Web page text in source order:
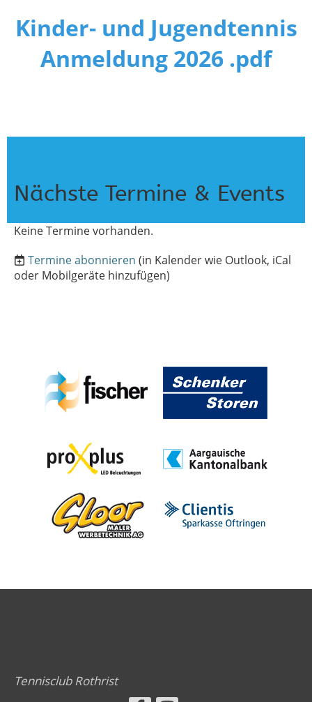
Kinder- und Jugendtennis
Anmeldung 2026 .pdf
Nächste Termine & Events
Keine Termine vorhanden.
Termine abonnieren (in Kalender wie Outlook, iCal
oder Mobilgeräte hinzufügen)
Tennisclub Rothrist